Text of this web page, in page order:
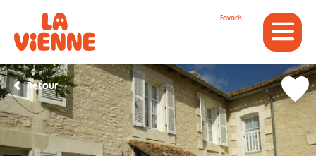
Favoris
Retour